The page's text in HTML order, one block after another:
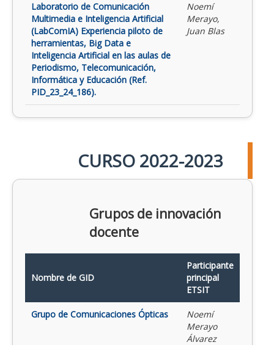
Laboratorio de Comunicación
Multimedia e Inteligencia Artificial
(LabComIA) Experiencia piloto de
herramientas, Big Data e
Inteligencia Artificial en las aulas de
Periodismo, Telecomunicación,
Informática y Educación (Ref.
PID_23_24_186).
Noemí
Merayo,
Juan Blas
CURSO 2022-2023
Grupos de innovación
docente
Nombre de GID
Participante
principal
ETSIT
Grupo de Comunicaciones Ópticas
Noemí
Merayo
Álvarez